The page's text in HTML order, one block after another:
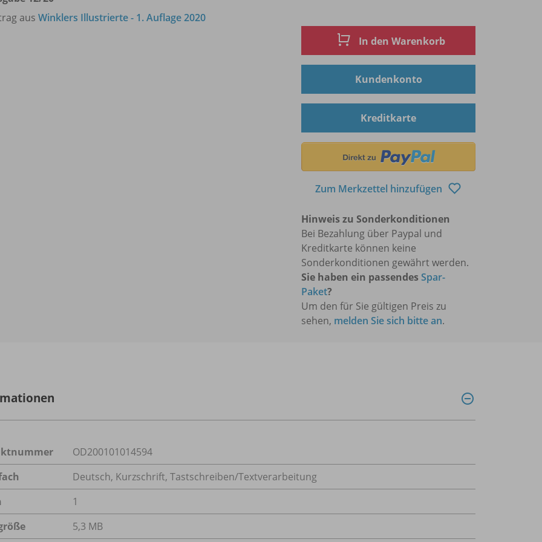
aus Winklers Illustrierte - 1. Auflage 2020
In den Warenkorb
Kundenkonto
Kreditkarte
Zum Merkzettel hinzufügen
Hinweis zu Sonderkonditionen
Bei Bezahlung über Paypal und
Kreditkarte können keine
Sonderkonditionen gewährt werden.
Sie haben ein passendesSpar-
Paket?
Um den für Sie gültigen Preis zu
sehen, melden Sie sich bitte an.
OD200101014594
Deutsch, Kurzschrift, Tastschreiben/Textverarbeitung
1
5,3 MB